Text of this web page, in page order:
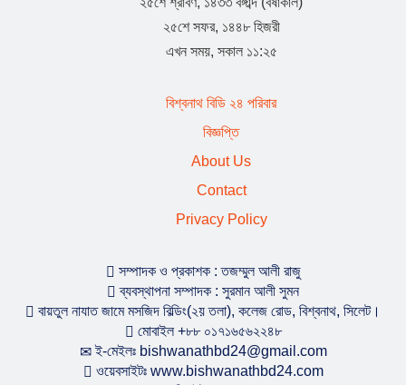
২৫শে সফর, ১৪৪৮ হিজরী
এখন সময়, সকাল ১১:২৫
বিশ্বনাথ বিডি ২৪ পরিবার
বিজ্ঞপ্তি
About Us
Contact
Privacy Policy
সম্পাদক ও প্রকাশক : তজম্মুল আলী রাজু
ব্যবস্থাপনা সম্পাদক : সুরমান আলী সুমন
বায়তুল নাযাত জামে মসজিদ বিল্ডিং(২য় তলা), কলেজ রোড, বিশ্বনাথ, সিলেট।
মোবাইল +৮৮ ০১৭১৬৫৬২২৪৮
ই-মেইলঃ bishwanathbd24@gmail.com
ওয়েবসাইটঃ www.bishwanathbd24.com